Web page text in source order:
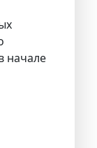
начале